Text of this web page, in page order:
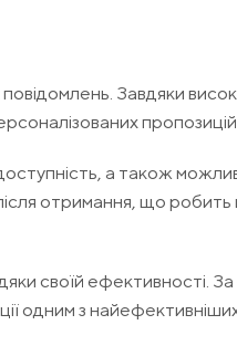
Завдяки
а також
отримання, що
своїй ефективності.
одним з